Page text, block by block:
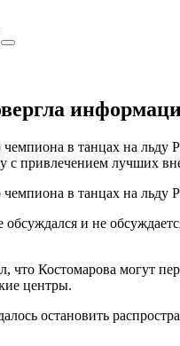
в танцах на льду
с привлечением лучших
в танцах на льду
обсуждался и не
Костомарова могут
центры.
остановить